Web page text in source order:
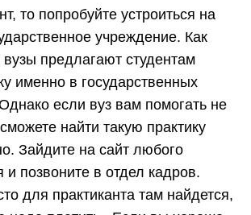
то попробуйте устроиться на
учреждение. Как
предлагают студентам
именно в государственных
если вуз вам помогать не
найти такую практику
Зайдите на сайт любого
и позвоните в отдел кадров.
для практиканта там найдется,